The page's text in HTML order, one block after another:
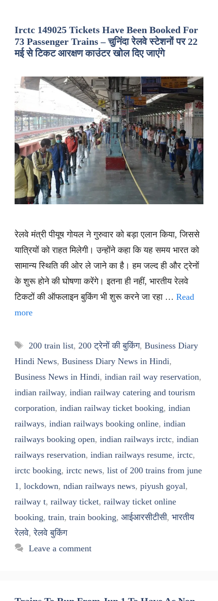
Irctc 149025 Tickets Have Been Booked For
73 Passenger Trains – चुनिंदा रेलवे स्टेशनों पर 22
मई से टिकट आरक्षण काउंटर खोल दिए जाएंगे
रेलवे मंत्री पीयूष गोयल ने गुरुवार को बड़ा एलान किया, जिससे
यात्रियों को राहत मिलेगी। उन्होंने कहा कि यह समय भारत को
सामान्य स्थिति की ओर ले जाने का है। हम जल्द ही और ट्रेनों
के शुरू होने की घोषणा करेंगे। इतना ही नहीं, भारतीय रेलवे
टिकटों की ऑफलाइन बुकिंग भी शुरू करने जा रहा … Read
more
Tags
200 train list, 200 ट्रेनों की बुकिंग, Business Diary
Hindi News, Business Diary News in Hindi,
Business News in Hindi, indian rail way reservation,
indian railway, indian railway catering and tourism
corporation, indian railway ticket booking, indian
railways, indian railways booking online, indian
railways booking open, indian railways irctc, indian
railways reservation, indian railways resume, irctc,
irctc booking, irctc news, list of 200 trains from june
1 , lockdown, ndian railways news, piyush goyal,
railway t, railway ticket, railway ticket online
booking, train, train booking, आईआरसीटीसी, भारतीय
रेलवे,रेलवे बुकिंग
Leave a comment